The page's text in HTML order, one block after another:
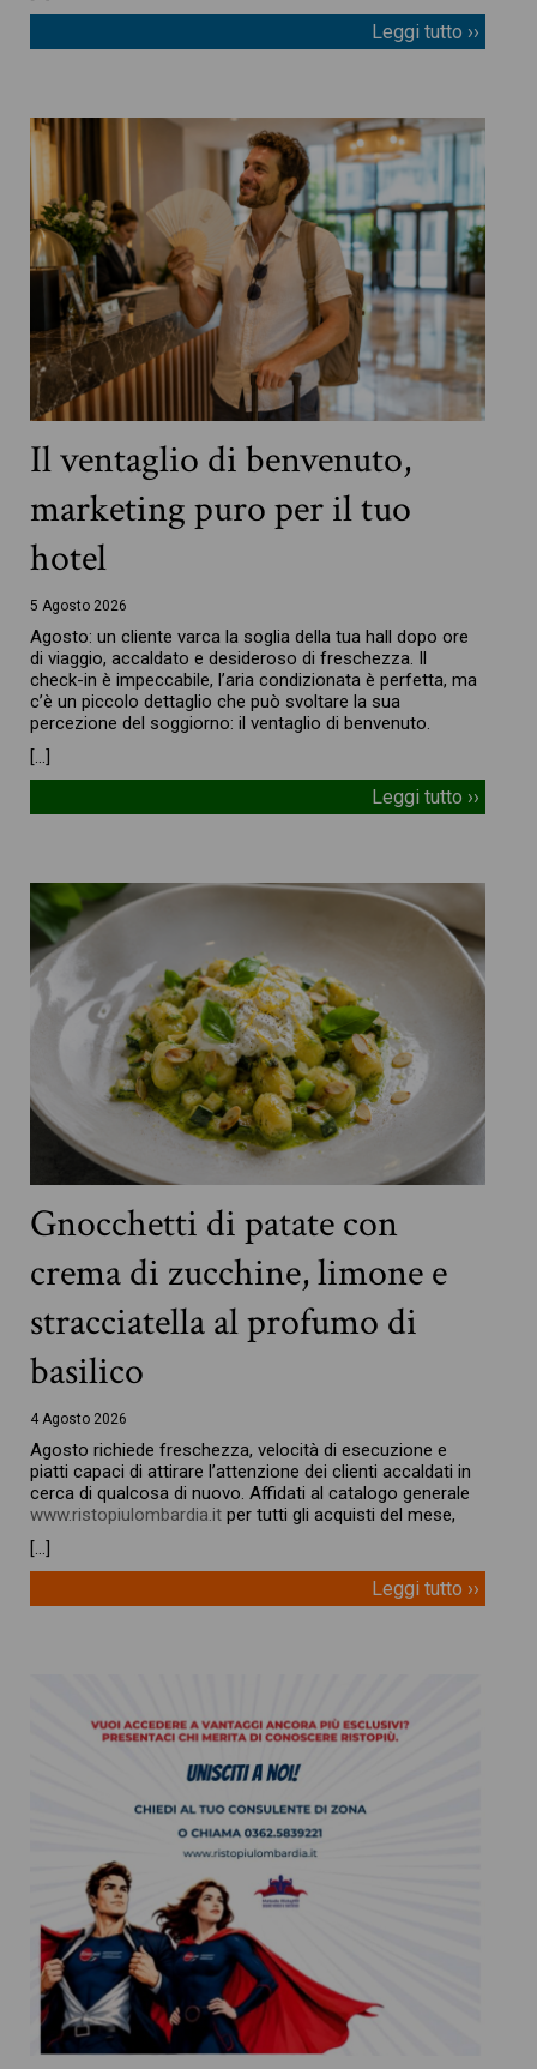
Leggi tutto ››
Il ventaglio di benvenuto,
marketing puro per il tuo
hotel
5 Agosto 2026
Agosto: un cliente varca la soglia della tua hall dopo ore
di viaggio, accaldato e desideroso di freschezza. Il
check-in è impeccabile, l’aria condizionata è perfetta, ma
c’è un piccolo dettaglio che può svoltare la sua
percezione del soggiorno: il ventaglio di benvenuto.
[…]
Leggi tutto ››
Gnocchetti di patate con
crema di zucchine, limone e
stracciatella al profumo di
basilico
4 Agosto 2026
Agosto richiede freschezza, velocità di esecuzione e
piatti capaci di attirare l’attenzione dei clienti accaldati in
cerca di qualcosa di nuovo. Affidati al catalogo generale
www.ristopiulombardia.it per tutti gli acquisti del mese,
[…]
Leggi tutto ››